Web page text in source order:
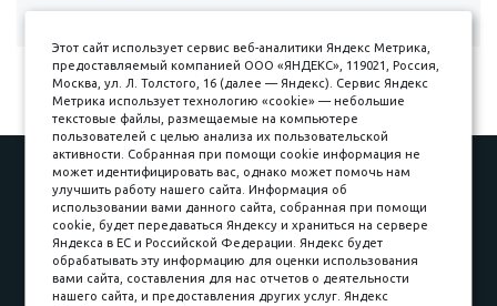
Наши работы
Оплата
Доставка и сборка
Гарантии
Карьера в компании
Контакты
Принимаем к оплате
Этот сайт использует сервис веб-аналитики Яндекс Метрика,
предоставляемый компанией ООО «ЯНДЕКС», 119021, Россия,
Москва, ул. Л. Толстого, 16 (далее — Яндекс). Сервис Яндекс
Метрика использует технологию «cookie» — небольшие
текстовые файлы, размещаемые на компьютере
пользователей с целью анализа их пользовательской
активности. Собранная при помощи cookie информация не
может идентифицировать вас, однако может помочь нам
улучшить работу нашего сайта. Информация об
использовании вами данного сайта, собранная при помощи
cookie, будет передаваться Яндексу и храниться на сервере
Яндекса в ЕС и Российской Федерации. Яндекс будет
обрабатывать эту информацию для оценки использования
вами сайта, составления для нас отчетов о деятельности
нашего сайта, и предоставления других услуг. Яндекс